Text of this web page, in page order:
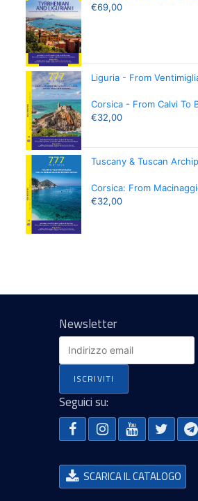
€69,00
Liguria - From
Corsica - From Calvi To
€32,00
Tuscany & Tuscan
Corsica: From
€32,00
Newsletter
Seguici su:
SCARICA IL CATALOGO